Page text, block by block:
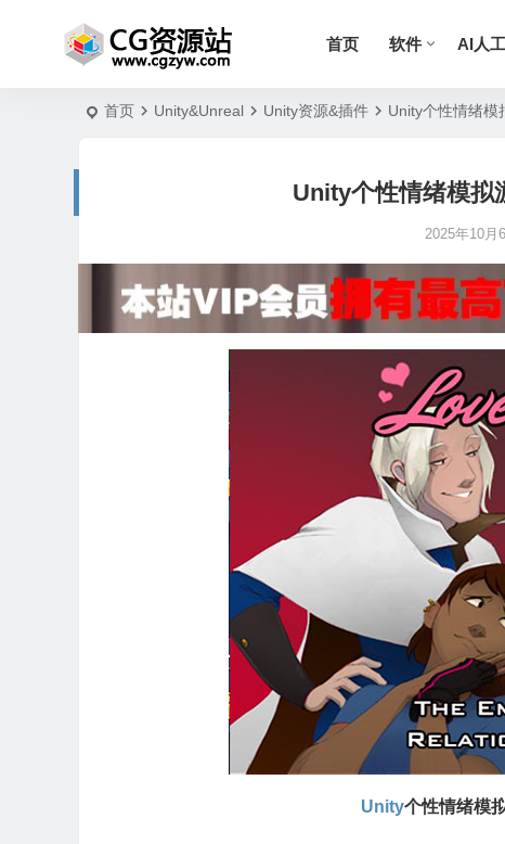
首页 软件 AI人
首页 Unity&Unreal Unity资源&插件 Unity个性情绪
Unity个性情绪模拟
2025年10月
Unity个性情绪模